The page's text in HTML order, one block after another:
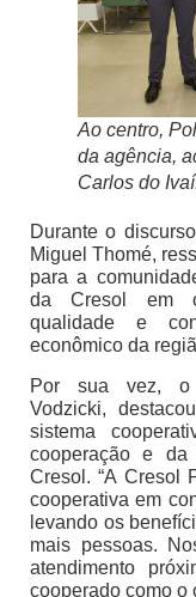
Ao centro,
da agência,
Carlos do
Durante o
Miguel Thomé,
para a
da Cresol em
qualidade e
econômico da
Por sua vez, o
Vodzicki,
sistema
cooperação e
Cresol. “A Cresol
cooperativa em
levando os
mais pessoas.
atendimento
cooperado como o